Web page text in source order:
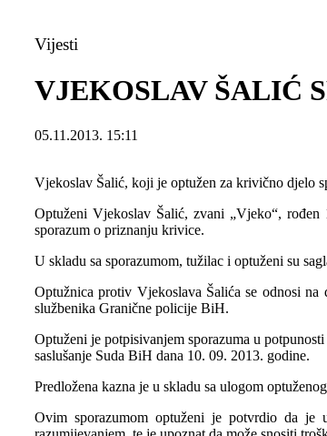
Vijesti
VJEKOSLAV ŠALIĆ
05.11.2013. 15:11
Vjekoslav Šalić, koji je optužen za krivično djelo
Optuženi Vjekoslav Šalić, zvani „Vjeko“,
sporazum o priznanju krivice.
U skladu sa sporazumom, tužilac i optuženi su
Optužnica protiv Vjekoslava Šalića se odnosi
službenika Granične policije BiH.
Optuženi je potpisivanjem sporazuma u
saslušanje Suda BiH dana 10. 09. 2013. godine.
Predložena kazna je u skladu sa ulogom
Ovim sporazumom optuženi je potvrdio da je